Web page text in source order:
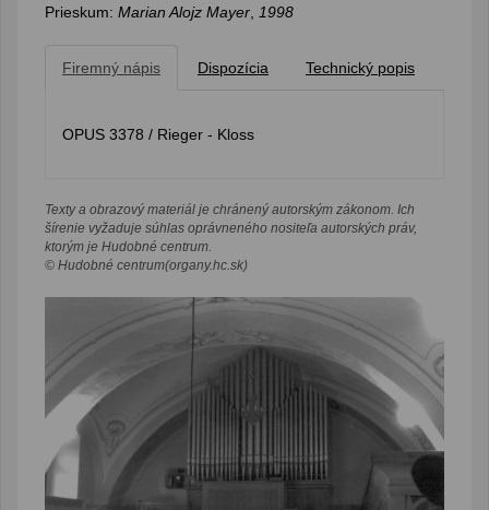
Prieskum: Marian Alojz Mayer 1998
Firemný nápis Dispozícia Technický popis
OPUS 3378 / Rieger - Kloss
Texty a obrazový materiál je chránený autorským zákonom. Ich
šírenie vyžaduje súhlas oprávneného nositeľa autorských práv,
ktorým je Hudobné centrum.
© Hudobné centrum(organy.hc.sk)